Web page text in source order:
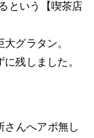
という【喫茶店
グラタン。
残しました。
さんへアポ無し